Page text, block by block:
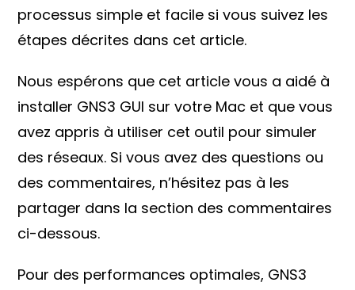
processus simple et facile si vous suivez les
étapes décrites dans cet article.
Nous espérons que cet article vous a aidé à
installer GNS3 GUI sur votre Mac et que vous
avez appris à utiliser cet outil pour simuler
des réseaux. Si vous avez des questions ou
des commentaires, n’hésitez pas à les
partager dans la section des commentaires
ci-dessous.
Pour des performances optimales, GNS3